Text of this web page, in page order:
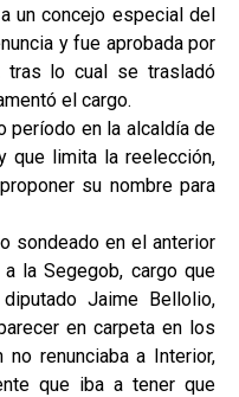
un concejo especial del
y fue aprobada por
tras lo cual se trasladó
el cargo.
período en la alcaldía de
que limita la reelección,
su nombre para
sondeado en el anterior
la Segegob, cargo que
Jaime Bellolio,
en carpeta en los
renunciaba a Interior,
que iba a tener que